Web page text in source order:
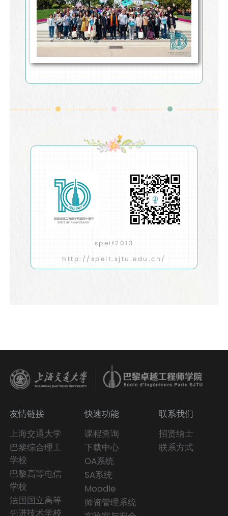
speit2013
http://speit.sjtu.edu.cn/
友情链接
上海交通大学
巴黎综合理工
学校
巴黎高等电信
学校
法国国立高等
先进技术学校
快速功能
课程查询
下载中心
OA系统
SA系统
Moodle
师资管理系统
联系我们
招贤纳士
联系方式